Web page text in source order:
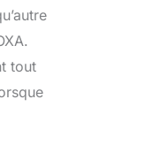
tout